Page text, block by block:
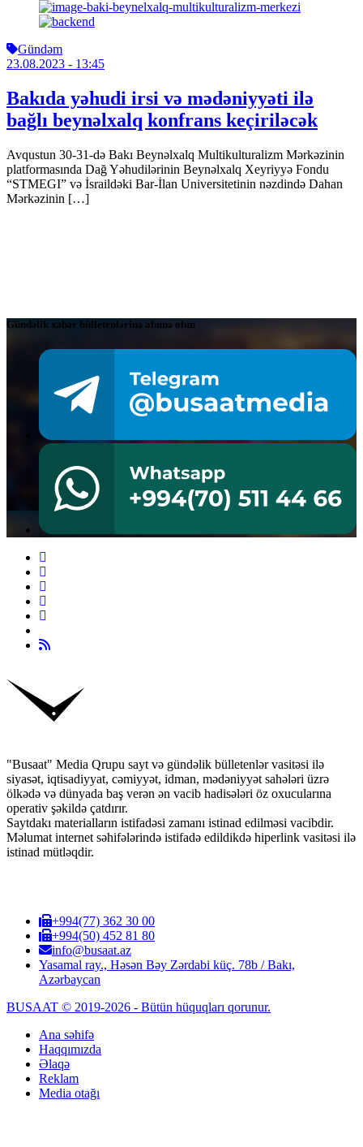
Gündəm
23.08.2023 - 13:45
Bakıda yəhudi irsi və mədəniyyəti ilə
bağlı beynəlxalq konfrans keçiriləcək
Avqustun 30-31-də Bakı Beynəlxalq Multikulturalizm Mərkəzinin
platformasında Dağ Yəhudilərinin Beynəlxalq Xeyriyyə Fondu
“STMEGI” və İsraildəki Bar-İlan Universitetinin nəzdində Dahan
Mərkəzinin […]
Gündəlik xəbər bülletenlərinə abunə olun
"Busaat" Media Qrupu sayt və gündəlik bülletenlər vasitəsi ilə
siyasət, iqtisadiyyat, cəmiyyət, idman, mədəniyyət sahələri üzrə
ölkədə və dünyada baş verən ən vacib hadisələri öz oxucularına
operativ şəkildə çatdırır.
Saytdakı materialların istifadəsi zamanı istinad edilməsi vacibdir.
Məlumat internet səhifələrində istifadə edildikdə hiperlink vasitəsi ilə
istinad mütləqdir.
+994(77) 362 30 00
+994(50) 452 81 80
info@busaat.az
Yasamal ray., Həsən Bəy Zərdabi küç. 78b / Bakı,
Azərbaycan
BUSAAT © 2019-2026 - Bütün hüquqları qorunur.
Ana səhifə
Haqqımızda
Əlaqə
Reklam
Media otağı